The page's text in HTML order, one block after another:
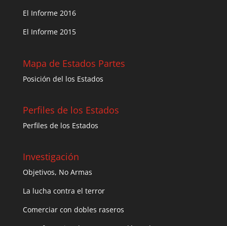
El Informe 2016
El Informe 2015
Mapa de Estados Partes
Posición del los Estados
Perfiles de los Estados
Perfiles de los Estados
Investigación
Objetivos, No Armas
La lucha contra el terror
Comerciar con dobles raseros